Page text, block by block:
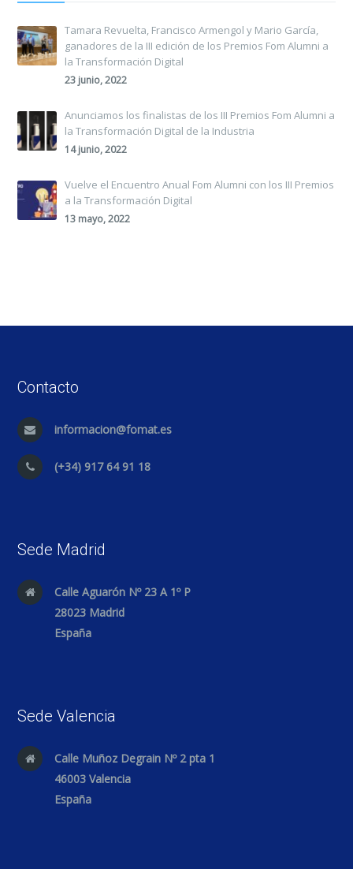
Tamara Revuelta, Francisco Armengol y Mario García,
ganadores de la III edición de los Premios Fom Alumni a
la Transformación Digital
23 junio, 2022
Anunciamos los finalistas de los III Premios Fom Alumni a
la Transformación Digital de la Industria
14 junio, 2022
Vuelve el Encuentro Anual Fom Alumni con los III Premios
a la Transformación Digital
13 mayo, 2022
Contacto
informacion@fomat.es
(+34) 917 64 91 18
Sede Madrid
Calle Aguarón Nº 23 A 1º P
28023 Madrid
España
Sede Valencia
Calle Muñoz Degrain Nº 2 pta 1
46003 Valencia
España